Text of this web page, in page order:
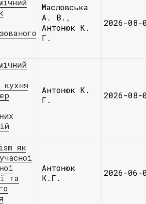
Масловська
А. В.,
Антонюк К.
Г.
2026-08-
кухня
Антонюк К.
Г.
2026-08-
як
та
Антонюк
К.Г.
2026-06-